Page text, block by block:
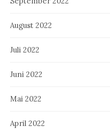
August 2022
Juli 2022
Juni 2022
Mai 2022
April 2022